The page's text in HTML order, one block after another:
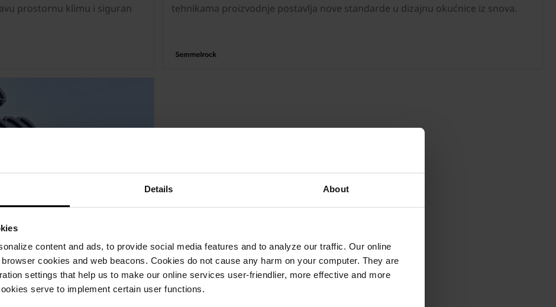
Details About
content and ads, to provide social media features and to analyze our traffic. Our online
cookies and web beacons. Cookies do not cause any harm on your computer. They are
settings that help us to make our online services user-friendlier, more effective and more
serve to implement certain user functions.
prostornu klimu i siguran
tehnikama proizvodnje postavlja nove standarde u dizajnu okućnice iz snova.
i sustava, idealnih za različite